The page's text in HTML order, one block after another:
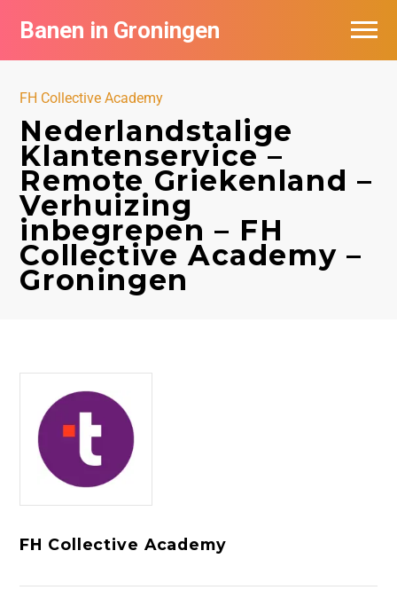
Banen in Groningen
FH Collective Academy
Nederlandstalige
Klantenservice –
Remote Griekenland –
Verhuizing
inbegrepen – FH
Collective Academy –
Groningen
FH Collective Academy
Vacatures per bedrijf
De populairste vacatures in Groningen
Nieuwsbrief feed